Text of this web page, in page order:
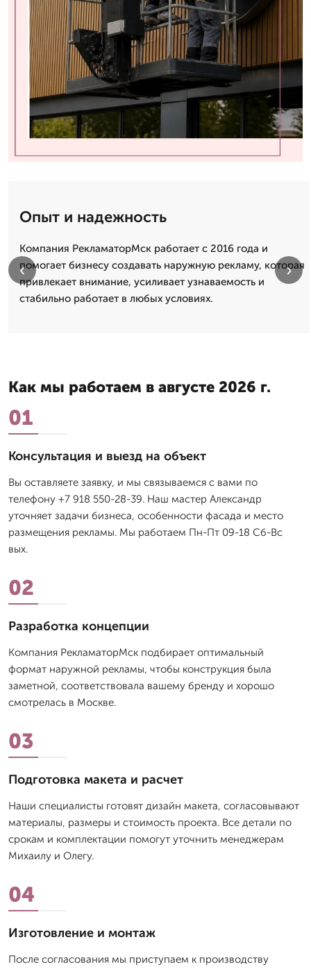
Опыт и надежность
Компания РекламаторМск работает с 2016 года и
помогает бизнесу создавать наружную рекламу, которая
привлекает внимание, усиливает узнаваемость и
стабильно работает в любых условиях.
‹ ›
Как мы работаем в августе 2026 г.
01
Консультация и выезд на объект
Вы оставляете заявку, и мы связываемся с вами по
телефону +7 918 550-28-39. Наш мастер Александр
уточняет задачи бизнеса, особенности фасада и место
размещения рекламы. Мы работаем Пн-Пт 09-18 Сб-Вс
вых.
02
Разработка концепции
Компания РекламаторМск подбирает оптимальный
формат наружной рекламы, чтобы конструкция была
заметной, соответствовала вашему бренду и хорошо
смотрелась в Москве.
03
Подготовка макета и расчет
Наши специалисты готовят дизайн макета, согласовывают
материалы, размеры и стоимость проекта. Все детали по
срокам и комплектации помогут уточнить менеджерам
Михаилу и Олегу.
04
Изготовление и монтаж
После согласования мы приступаем к производству